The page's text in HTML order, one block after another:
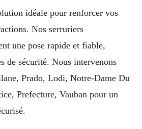
idéale pour renforcer vos
Nos serruriers
une pose rapide et fiable,
de sécurité. Nous intervenons
Prado, Lodi, Notre-Dame Du
Prefecture, Vauban pour un